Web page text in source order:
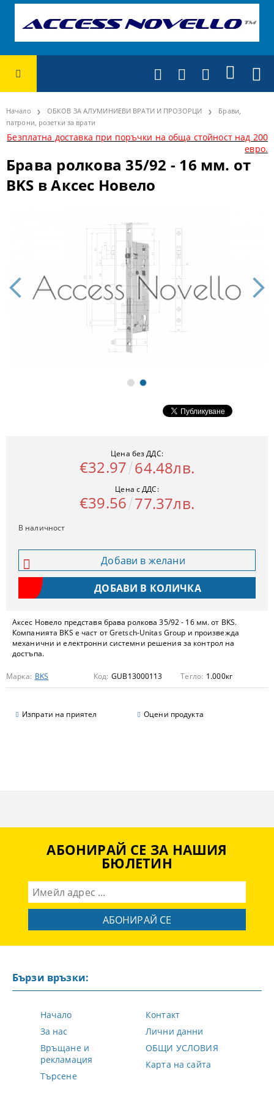
Начало ОБКОВ ЗА АЛУМИНИЕВИ ВРАТИ И ПРОЗОРЦИ
Брави,
патрони, розетки за врати
Безплатна доставка при поръчки на обща стойност над 200
евро.
Брава ролкова 35/92 - 16 мм. от
BKS в Аксес Новело
Аксес Новело представя брава ролкова 35/92 - 16 мм. от BKS.
Компанията BKS е част от Gretsch-Unitas Group и произвежда
механични и електронни системни решения за контрол на
достъпа.
Марка: BKS Код: GUB13000113 Тегло: 1.000кг
Изпрати на приятел Оцени продукта
Цена без ДДС:
€32.97 64.48лв.
Цена с ДДС:
€39.56 77.37лв.
В наличност
Добави в желани
АБОНИРАЙ СЕ ЗА НАШИЯ
БЮЛЕТИН
Бързи връзки:
Начало
За нас
Връщане и
рекламация
Търсене
Контакт
Лични данни
ОБЩИ УСЛОВИЯ
Карта на сайта